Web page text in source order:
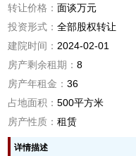
转让价格：面谈万元
投资形式：全部股权转让
建院时间： 2024-02-01
房产剩余租期：8
房产年租金：36
占地面积：500平方米
房产性质：租赁
详情描述